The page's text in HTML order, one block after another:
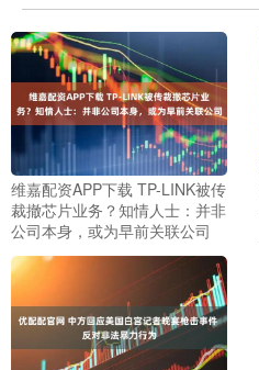
维嘉配资APP下载 TP-LINK被传
裁撤芯片业务？知情人士：并非
公司本身，或为早前关联公司